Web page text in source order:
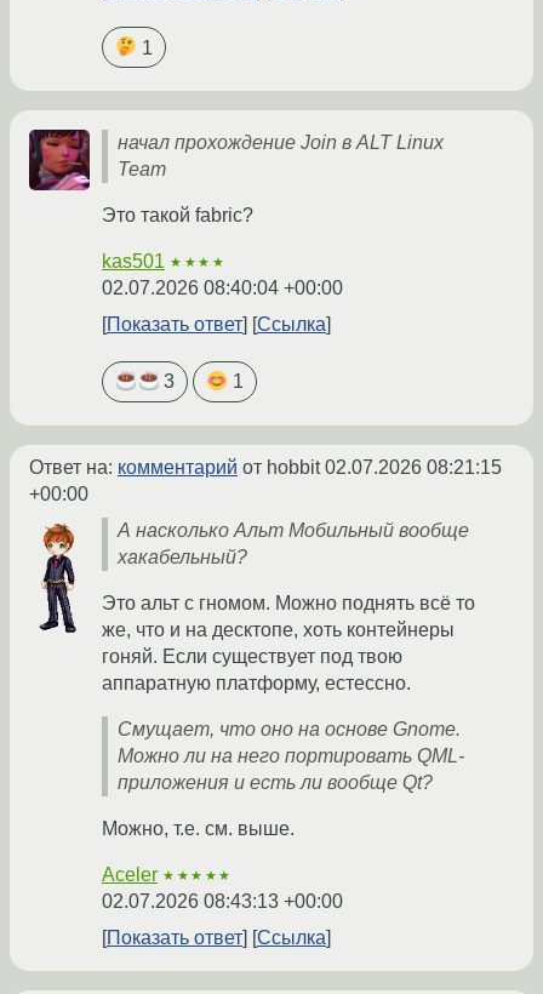
1
начал прохождение Join в ALT Linux
Team
Это такой fabric?
kas501 ★★★★
02.07.2026 08:40:04 +00:00
Показать ответ
Ссылка
3 1
Ответ на: комментарий от hobbit02.07.2026 08:21:15
+00:00
А насколько Альт Мобильный вообще
хакабельный?
Это альт с гномом. Можно поднять всё то
же, что и на десктопе, хоть контейнеры
гоняй. Если существует под твою
аппаратную платформу, естессно.
Смущает, что оно на основе Gnome.
Можно ли на него портировать QML-
приложения и есть ли вообще Qt?
Можно, т.е. см. выше.
Aceler ★★★★★
02.07.2026 08:43:13 +00:00
Показать ответ
Ссылка